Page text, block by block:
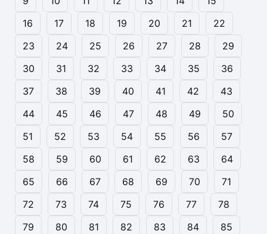
16
17 18 19 20 21
22
23
24 25 26 27 28
29
30
31 32 33 34 35
36
37
38 39 40 41 42
43
44
45 46 47 48 49
50
51
52 53 54 55 56
57
58
59 60 61 62 63
64
65
66 67 68 69 70
71
72
73 74 75 76 77
78
79
80 81 82 83 84
85